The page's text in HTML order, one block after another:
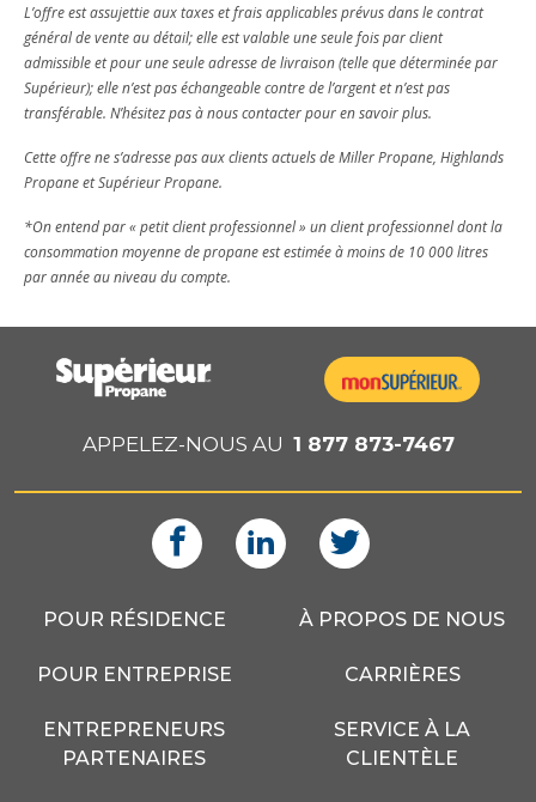
L’offre est assujettie aux taxes et frais applicables prévus dans le contrat
général de vente au détail; elle est valable une seule fois par client
admissible et pour une seule adresse de livraison (telle que déterminée par
Supérieur); elle n’est pas échangeable contre de l’argent et n’est pas
transférable. N’hésitez pas à nous contacter pour en savoir plus.
Cette offre ne s’adresse pas aux clients actuels de Miller Propane, Highlands
Propane et Supérieur Propane.
*On entend par « petit client professionnel » un client professionnel dont la
consommation moyenne de propane est estimée à moins de 10 000 litres
par année au niveau du compte.
APPELEZ-NOUS AU 1 877 873-7467
POUR RÉSIDENCE
POUR ENTREPRISE
ENTREPRENEURS
PARTENAIRES
À PROPOS DE NOUS
CARRIÈRES
SERVICE À LA
CLIENTÈLE